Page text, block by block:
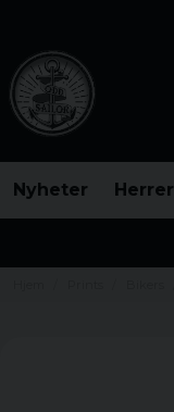
Nyheter Herrer